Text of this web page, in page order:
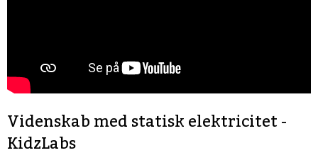
Videnskab med statisk elektricitet -
KidzLabs